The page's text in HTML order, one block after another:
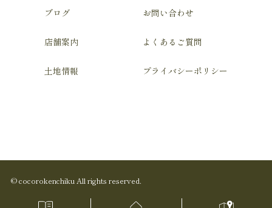
ブログ
店舗案内
土地情報
お問い合わせ
よくあるご質問
プライバシーポリシー
© cocorokenchiku All rights reserved.